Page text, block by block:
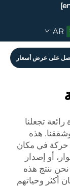
AR
على عرض أسعار
تجعلنا
هذه
حركة في مكان
أو إصدار
نحن ننتج هذه
أكثر وحياتهم